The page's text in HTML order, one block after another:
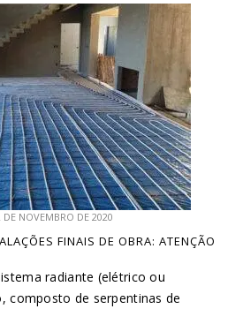
DE NOVEMBRO DE 2020
FINAIS DE OBRA: ATENÇÃO
radiante (elétrico ou
composto de serpentinas de